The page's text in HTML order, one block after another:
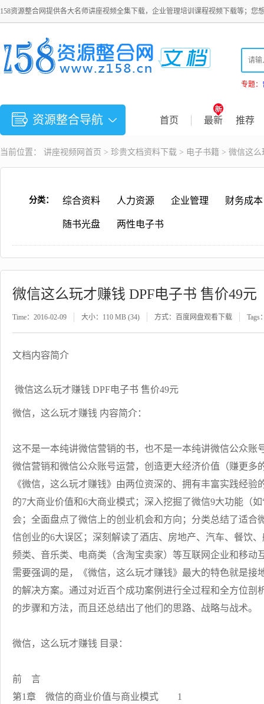
158资源整合网提供各大名师讲座视频全集下载，企业管理培训课程视频下载等；您
专题：
资源整合导航 首页 最新 推荐
当前位置： 讲座视频 网首页 > 珍贵文档资料下载 > 电子书籍 > 微信这么
分类： 综合资料 人力资源 企业管理 财务成本
随书光盘 两性电子书
微信这么玩才赚钱 DPF电子书 售价49元
Time：2016-02-09 大小：110 MB (34) 方式：百度网盘观看下载 Tags
文档内容简介
微信这么玩才赚钱 DPF电子书 售价49元
微信，这么玩才赚钱 内容简介：
这不是一本纯讲微信营销的书，也不是一本纯讲微信公众
微信营销和微信公众账号运营，创造更大经济价值（赚更多
《微信，这么玩才赚钱》由两位资深的、拥有丰富实践经
的7大商业价值和6大商业模式；深入挖掘了微信9大功能（
会；全面盘点了微信上的创业机会和方向；分类总结了适
信创业的6大误区；深刻解读了酒店、房地产、汽车、餐饮
频类、音乐类、电商类（含淘宝卖家）等互联网企业和移动
需要强调的是，《微信，这么玩才赚钱》最大的特色就是
的解决方案。通过对近百个成功案例进行全过程和全方位
的步骤和方法，而且还总结出了他们的思路、战略与战术。
微信，这么玩才赚钱 目录：
前 言
第1章 微信的商业价值与商业模式 1